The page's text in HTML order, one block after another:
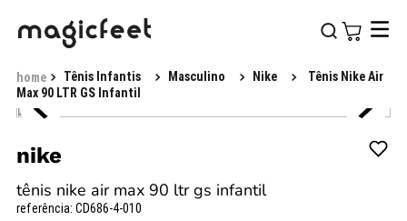
Tênis Infantis Masculino Nike
Tênis Nike Air
Max 90 LTR GS Infantil
nike
tênis nike air max 90 ltr gs infantil
referência: CD686-4-010